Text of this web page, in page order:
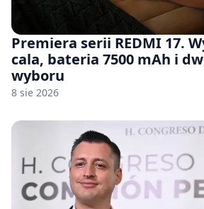
Premiera serii REDMI 17.
cala, bateria 7500 mAh i
wyboru
8 sie 2026